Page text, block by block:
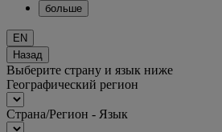
больше
EN
Назад
Выберите страну и язык ниже
Географический регион
Страна/Регион - Язык